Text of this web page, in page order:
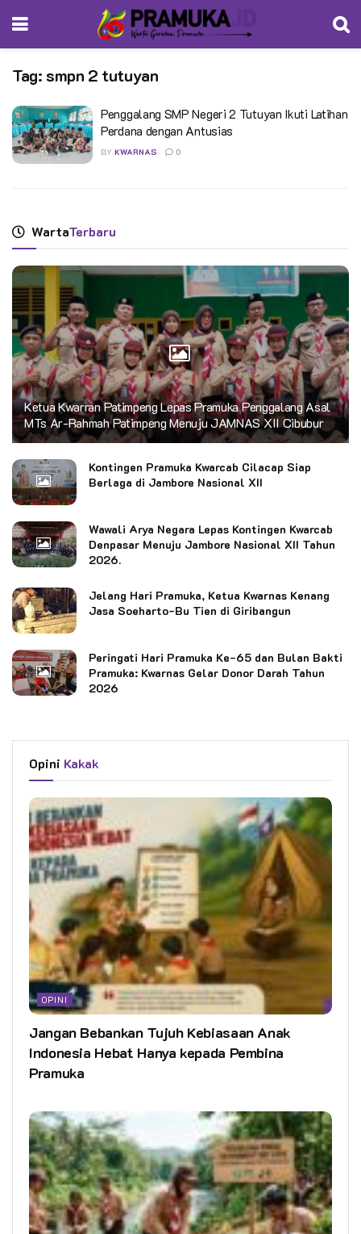
Tag: smpn 2 tutuyan
Penggalang SMP Negeri 2 Tutuyan Ikuti Latihan
Perdana dengan Antusias
BY KWARNAS 0
WartaTerbaru
Ketua Kwarran Patimpeng Lepas Pramuka Penggalang Asal
MTs Ar-Rahmah Patimpeng Menuju JAMNAS XII Cibubur
Kontingen Pramuka Kwarcab Cilacap Siap
Berlaga di Jambore Nasional XII
Wawali Arya Negara Lepas Kontingen Kwarcab
Denpasar Menuju Jambore Nasional XII Tahun
2026.
Jelang Hari Pramuka, Ketua Kwarnas Kenang
Jasa Soeharto-Bu Tien di Giribangun
Peringati Hari Pramuka Ke-65 dan Bulan Bakti
Pramuka: Kwarnas Gelar Donor Darah Tahun
2026
Opini Kakak
OPINI
Jangan Bebankan Tujuh Kebiasaan Anak
Indonesia Hebat Hanya kepada Pembina
Pramuka